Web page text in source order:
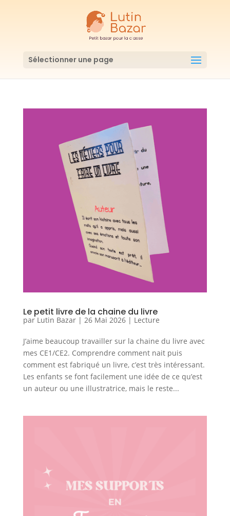
Sélectionner une page
Le petit livre de la chaine du livre
par Lutin Bazar| 26 Mai 2026| Lecture
J’aime beaucoup travailler sur la chaine du livre avec
mes CE1/CE2. Comprendre comment nait puis
comment est fabriqué un livre, c’est très intéressant.
Les enfants se font facilement une idée de ce qu’est
un auteur ou une illustratrice, mais le reste...